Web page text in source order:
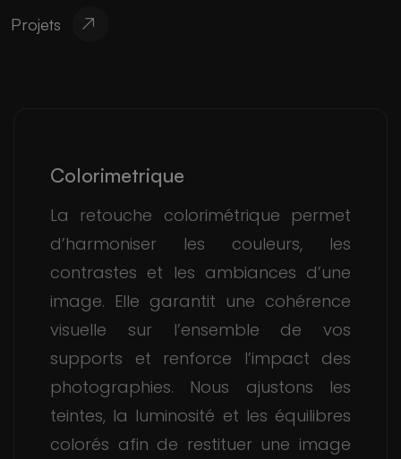
Projets
Colorimetrique
La retouche colorimétrique permet
d’harmoniser les couleurs, les
contrastes et les ambiances d’une
image. Elle garantit une cohérence
visuelle sur l’ensemble de vos
supports et renforce l’impact des
photographies. Nous ajustons les
teintes, la luminosité et les équilibres
colorés afin de restituer une image